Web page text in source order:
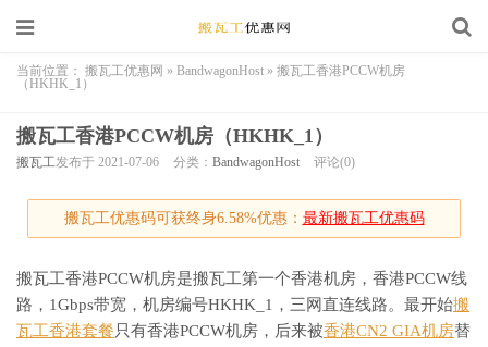
当前位置： 搬瓦工优惠网 » BandwagonHost » 搬瓦工香港PCCW机房
（HKHK_1）
搬瓦工香港PCCW机房（HKHK_1）
搬瓦工发布于 2021-07-06 分类： BandwagonHost 评论(0)
搬瓦工优惠码可获终身6.58%优惠： 最新搬瓦工优惠码
搬瓦工香港PCCW机房是搬瓦工第一个香港机房，香港PCCW线
路，1Gbps带宽，机房编号HKHK_1，三网直连线路。最开始搬
瓦工香港套餐只有香港PCCW机房，后来被香港CN2 GIA机房替